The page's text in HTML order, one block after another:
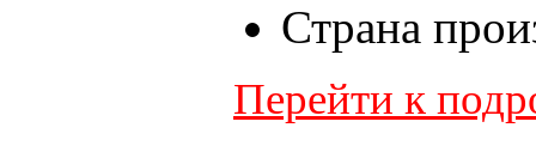
Страна
Перейти к